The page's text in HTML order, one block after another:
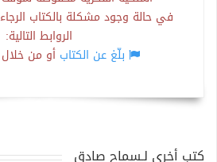
في حالة وجود مشكلة بالكتاب
الروابط التالية:
بلّغ عن الكتاب أو من خلال
كتب أخرى لـسماح صادق